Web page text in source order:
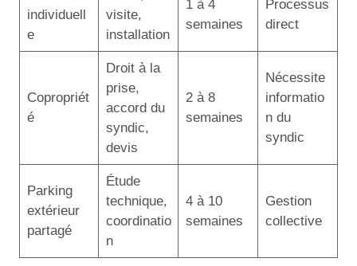
individuell
e
visite,
installation
1 à 4
semaines
Processus
direct
Copropriét
é
Droit à la
prise,
accord du
syndic,
devis
2 à 8
semaines
Nécessite
informatio
n du
syndic
Parking
extérieur
partagé
Étude
technique,
coordinatio
n
4 à 10
semaines
Gestion
collective